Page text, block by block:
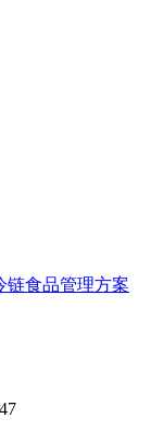
链食品管理方案